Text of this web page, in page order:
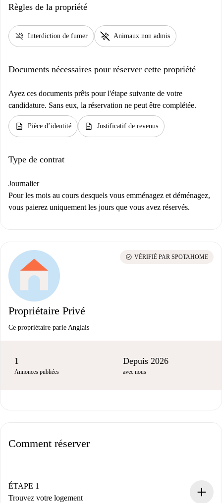
Règles de la propriété
smoke_free Interdiction de fumer pet_supplies Animaux non admis
Documents nécessaires pour réserver cette propriété
Ayez ces documents prêts pour l'étape suivante de votre
candidature. Sans eux, la réservation ne peut être complétée.
description Pièce d’identité description Justificatif de revenus
Type de contrat
Journalier
Pour les mois au cours desquels vous emménagez et déménagez,
vous paierez uniquement les jours que vous avez réservés.
Propriétaire Privé
Ce propriétaire parle Anglais
check_circle VÉRIFIÉ PAR SPOTAHOME
1
Annonces publiées
Depuis 2026
avec nous
Comment réserver
ÉTAPE 1
Trouvez votre logement